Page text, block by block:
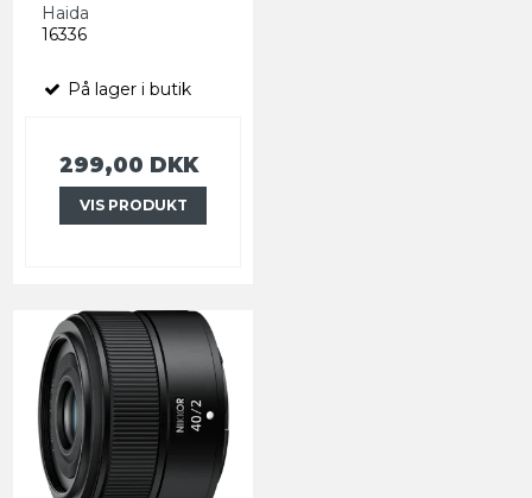
Haida
16336
På lager i butik
299,00 DKK
VIS PRODUKT